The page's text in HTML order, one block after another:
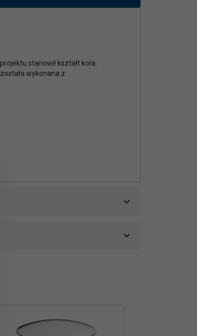
stanowił kształt koła.
wykonana z